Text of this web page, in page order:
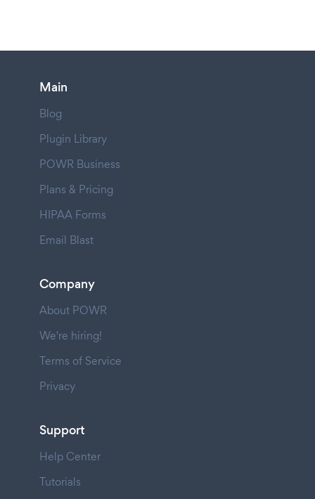
Main
Blog
Plugin Library
POWR Business
Plans & Pricing
HIPAA Forms
Email Blast
Company
About POWR
We're hiring!
Terms of Service
Privacy
Support
Help Center
Tutorials